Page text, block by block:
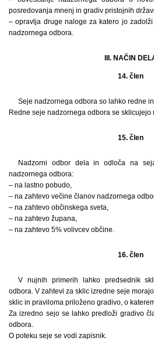
posredovanja mnenj in gradiv pristojnih
– opravlja druge naloge za katero jo
nadzornega odbora.
III. NAČIN
14. člen
Seje nadzornega odbora so lahko redne in
Redne seje nadzornega odbora se sklicujejo
15. člen
Nadzorni odbor dela in odloča na
nadzornega odbora:
– na lastno pobudo,
– na zahtevo večine članov nadzornega
– na zahtevo občinskega sveta,
– na zahtevo župana,
– na zahtevo 5% volivcev občine.
16. člen
V nujnih primerih lahko predsednik
odbora. V zahtevi za sklic izredne seje
sklic in praviloma priloženo gradivo, o
Za izredno sejo se lahko predloži gradivo
odbora.
O poteku seje se vodi zapisnik.